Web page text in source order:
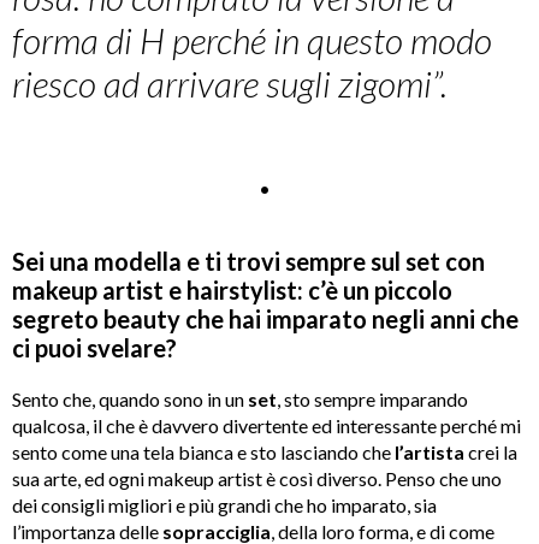
forma di H perché in questo modo
riesco ad arrivare sugli zigomi”.
.
Sei una modella e ti trovi sempre sul set con
makeup artist e hairstylist: c’è un piccolo
segreto beauty che hai imparato negli anni che
ci puoi svelare?
Sento che, quando sono in un set, sto sempre imparando
qualcosa, il che è davvero divertente ed interessante perché mi
sento come una tela bianca e sto lasciando che l’artista crei la
sua arte, ed ogni makeup artist è così diverso. Penso che uno
dei consigli migliori e più grandi che ho imparato, sia
l’importanza delle sopracciglia, della loro forma, e di come